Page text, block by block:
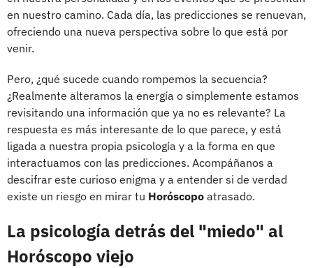
en nuestro camino. Cada día, las predicciones se renuevan,
ofreciendo una nueva perspectiva sobre lo que está por
venir.
Pero, ¿qué sucede cuando rompemos la secuencia?
¿Realmente alteramos la energía o simplemente estamos
revisitando una información que ya no es relevante? La
respuesta es más interesante de lo que parece, y está
ligada a nuestra propia psicología y a la forma en que
interactuamos con las predicciones. Acompáñanos a
descifrar este curioso enigma y a entender si de verdad
existe un riesgo en mirar tu Horóscopo atrasado.
La psicología detrás del "miedo" al
Horóscopo viejo